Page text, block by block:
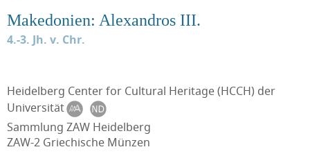
Makedonien: Alexandros III.
4.-3. Jh. v. Chr.
Heidelberg Center for Cultural Heritage (HCCH) der
Universität
Sammlung ZAW Heidelberg
ZAW-2 Griechische Münzen